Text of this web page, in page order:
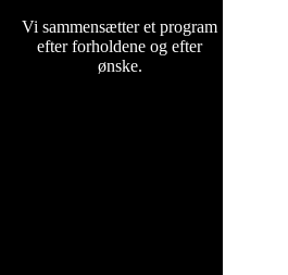
Vi sammensætter et program
efter forholdene og efter
ønske.